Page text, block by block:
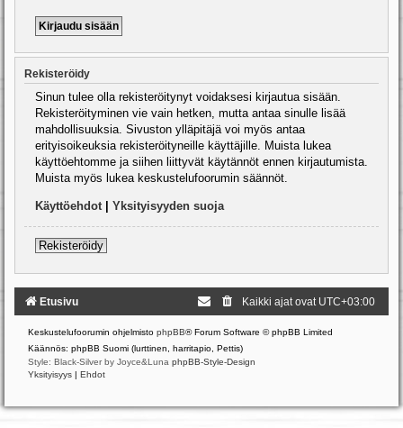
Rekisteröidy
Sinun tulee olla rekisteröitynyt voidaksesi kirjautua sisään.
Rekisteröityminen vie vain hetken, mutta antaa sinulle lisää
mahdollisuuksia. Sivuston ylläpitäjä voi myös antaa
erityisoikeuksia rekisteröityneille käyttäjille. Muista lukea
käyttöehtomme ja siihen liittyvät käytännöt ennen kirjautumista.
Muista myös lukea keskustelufoorumin säännöt.
Käyttöehdot Yksityisyyden suoja
Rekisteröidy
Etusivu Kaikki ajat ovat UTC+03:00
Keskustelufoorumin ohjelmisto phpBB® Forum Software © phpBB Limited
Käännös: phpBB Suomi (lurttinen, harritapio, Pettis)
Style: Black-Silver by Joyce&Luna phpBB-Style-Design
Yksityisyys | Ehdot